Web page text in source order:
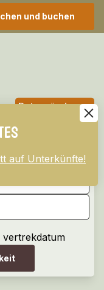
auf Unterkünfte!
und buchen
Datum ändern
(4 Pers.
vertrekdatum